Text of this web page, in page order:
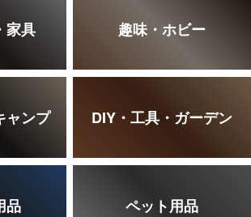
家具 趣味・ホビー
ャンプ DIY・工具・ガーデン
品 ペット用品